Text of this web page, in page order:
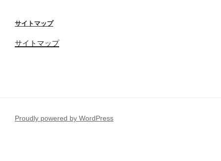
サイトマップ
サイトマップ
Proudly powered by WordPress